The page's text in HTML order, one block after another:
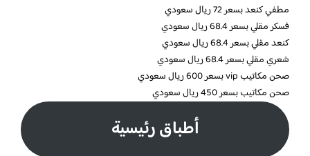
مطفي كنعد بسعر 72 ريال سعودي
فسكر مقلي بسعر 68.4 ريال سعودي
كنعد مقلي بسعر 68.4 ريال سعودي
شعري مقلي بسعر 68.4 ريال سعودي
صحن مكاتيب vip بسعر 600 ريال سعودي
صحن مكاتيب بسعر 450 ريال سعودي
أطباق رئيسية